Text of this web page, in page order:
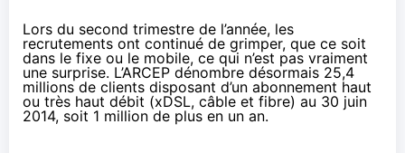
Lors du second trimestre de l’année, les
recrutements ont continué de grimper, que ce soit
dans le fixe ou le mobile, ce qui n’est pas vraiment
une surprise. L’ARCEP dénombre désormais 25,4
millions de clients disposant d’un abonnement haut
ou très haut débit (xDSL, câble et fibre) au 30 juin
2014, soit 1 million de plus en un an.